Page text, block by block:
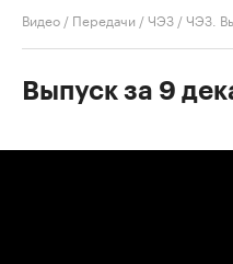
Видео / Передачи /ЧЭЗ /ЧЭЗ.
Выпуск за 9